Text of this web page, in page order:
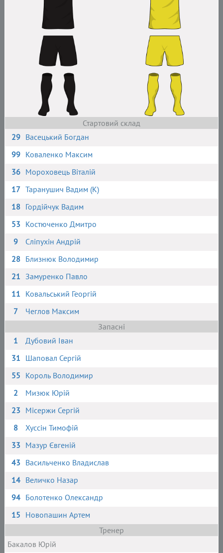
Стартовий склад
29 Васецький Богдан
99 Коваленко Максим
36 Мороховець Віталій
17 Таранушич Вадим (К)
18 Гордійчук Вадим
53 Костюченко Дмитро
9
Сліпухін Андрій
28 Близнюк Володимир
21 Замуренко Павло
11 Ковальський Георгій
7
Чеглов Максим
Запасні
1
Дубовий Іван
31 Шаповал Сергій
55 Король Володимир
2
Мизюк Юрій
23 Місержи Сергій
8
Хуссін Тимофій
33 Мазур Євгеній
43 Васильченко Владислав
14 Величко Назар
94 Болотенко Олександр
15 Новопашин Артем
Тренер
Бакалов Юрій